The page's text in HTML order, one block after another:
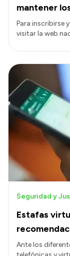
mantener
Para inscribirse
visitar la web
Estafas
Seguridad y
Ante los